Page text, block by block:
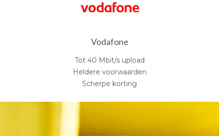
Vodafone
Tot 40 Mbit/s upload
Heldere voorwaarden
Scherpe korting